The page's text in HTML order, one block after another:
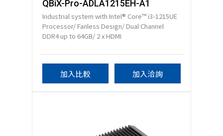
QBiX-Pro-ADLA1215EH-A1
Industrial system with Intel® Core™ i3-1215UE
Processor/ Fanless Design/ Dual Channel
DDR4 up to 64GB/ 2 x HDMI
加入比較 加入洽詢